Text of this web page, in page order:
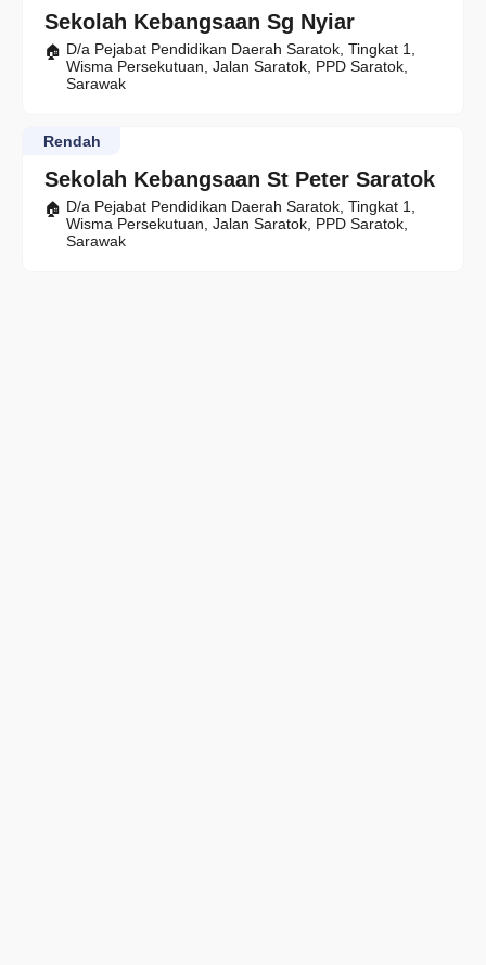
Sekolah Kebangsaan Sg Nyiar
D/a Pejabat Pendidikan Daerah Saratok, Tingkat 1,
Wisma Persekutuan, Jalan Saratok, PPD Saratok,
Sarawak
Sekolah Kebangsaan St Peter Saratok
Rendah
D/a Pejabat Pendidikan Daerah Saratok, Tingkat 1,
Wisma Persekutuan, Jalan Saratok, PPD Saratok,
Sarawak